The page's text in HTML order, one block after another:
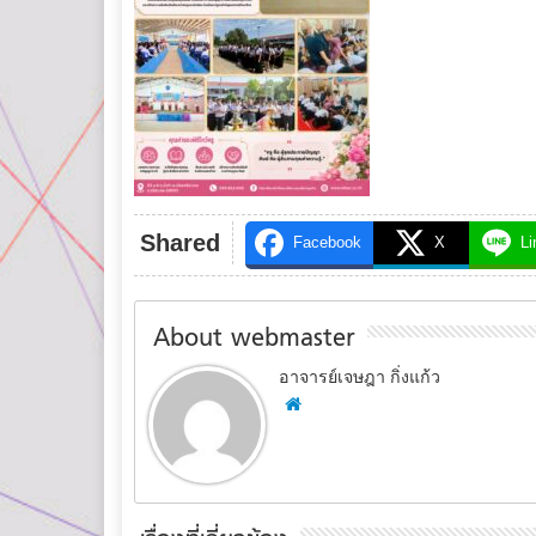
Shared Facebook X
About webmaster
อาจารย์เจษฎา กิ่งแก้ว